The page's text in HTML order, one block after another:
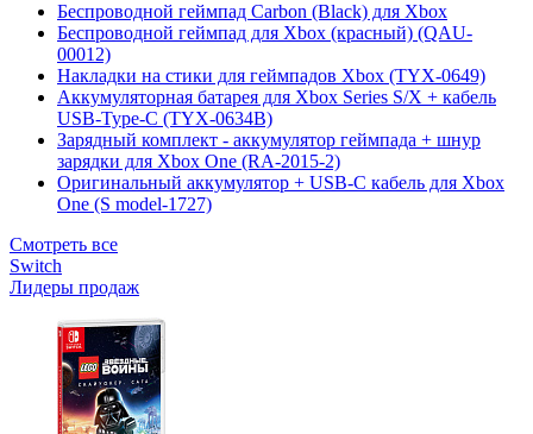
Беспроводной геймпад Carbon (Black) для Xbox
Беспроводной геймпад для Xbox (красный) (QAU-
00012)
Накладки на стики для геймпадов Xbox (TYX-0649)
Аккумуляторная батарея для Xbox Series S/X + кабель
USB-Type-C (TYX-0634B)
Зарядный комплект - аккумулятор геймпада + шнур
зарядки для Xbox One (RA-2015-2)
Оригинальный аккумулятор + USB-C кабель для Xbox
One (S model-1727)
Смотреть все
Switch
Лидеры продаж